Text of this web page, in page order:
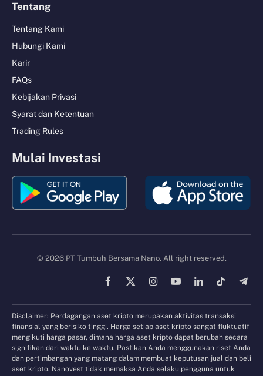
Tentang
Tentang Kami
Hubungi Kami
Karir
FAQs
Kebijakan Privasi
Syarat dan Ketentuan
Trading Rules
Mulai Investasi
© 2026 PT Tumbuh Bersama Nano. All right reserved.
Facebook
X
InstagramYouTubeLinkedInTikTok
Disclaimer: Perdagangan aset kripto merupakan aktivitas transaksi
finansial yang berisiko tinggi. Harga setiap aset kripto sangat fluktuatif
mengikuti harga pasar, dimana harga aset kripto dapat berubah secara
signifikan dari waktu ke waktu. Pastikan Anda menggunakan riset Anda
dan pertimbangan yang matang dalam membuat keputusan jual dan beli
aset kripto. Nanovest tidak memaksa Anda selaku pengguna untuk